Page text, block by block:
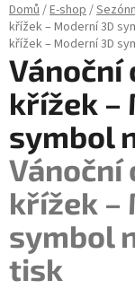
Domů/E-shop/
křížek – Moderní 3D
křížek – Moderní 3D
Vánoční
křížek –
symbol
Vánoční
křížek –
symbol
tisk